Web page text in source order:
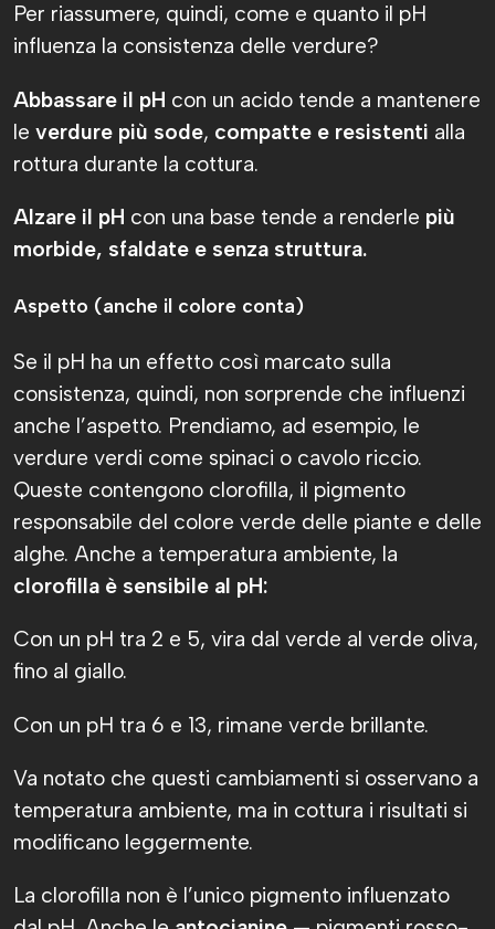
Per riassumere, quindi, come e quanto il pH
influenza la consistenza delle verdure?
Abbassare il pH con un acido tende a mantenere
le verdure più sode, compatte e resistenti alla
rottura durante la cottura.
Alzare il pH con una base tende a renderle più
morbide, sfaldate e senza struttura.
Aspetto (anche il colore conta)
Se il pH ha un effetto così marcato sulla
consistenza, quindi, non sorprende che influenzi
anche l’aspetto. Prendiamo, ad esempio, le
verdure verdi come spinaci o cavolo riccio.
Queste contengono clorofilla, il pigmento
responsabile del colore verde delle piante e delle
alghe. Anche a temperatura ambiente, la
clorofilla è sensibile al pH:
Con un pH tra 2 e 5, vira dal verde al verde oliva,
fino al giallo.
Con un pH tra 6 e 13, rimane verde brillante.
Va notato che questi cambiamenti si osservano a
temperatura ambiente, ma in cottura i risultati si
modificano leggermente.
La clorofilla non è l’unico pigmento influenzato